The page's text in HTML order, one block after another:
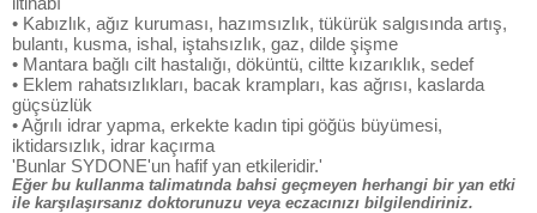
• Kabızlık, ağız kuruması, hazımsızlık, tükürük salgısında artış,
bulantı, kusma, ishal, iştahsızlık, gaz, dilde şişme
• Mantara bağlı cilt hastalığı, döküntü, ciltte kızarıklık, sedef
• Eklem rahatsızlıkları, bacak krampları, kas ağrısı, kaslarda
güçsüzlük
• Ağrılı idrar yapma, erkekte kadın tipi göğüs büyümesi,
iktidarsızlık, idrar kaçırma
'Bunlar SYDONE'un hafif yan etkileridir.'
Eğer bu kullanma talimatında bahsi geçmeyen herhangi bir yan etki
ile karşılaşırsanız doktorunuzu veya eczacınızı bilgilendiriniz.